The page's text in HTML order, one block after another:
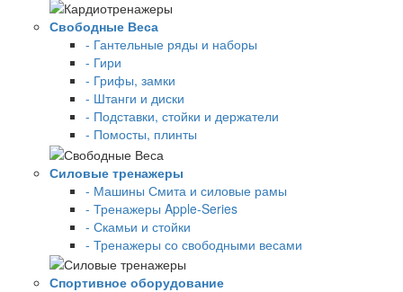
Свободные Веса
- Гантельные ряды и наборы
- Гири
- Грифы, замки
- Штанги и диски
- Подставки, стойки и держатели
- Помосты, плинты
Силовые тренажеры
- Машины Смита и силовые рамы
- Тренажеры Apple-Series
- Скамьи и стойки
- Тренажеры со свободными весами
Спортивное оборудование